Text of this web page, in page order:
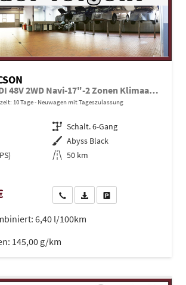
Jubile 1.6 T-GDI 48V 2WD Navi-17"-2 Zonen Klimaautomatik-LED-Kamera-Sofort
10 Tage Neuwagen mit Tageszulassung
Getriebe Schalt. 6-Gang
Außenfarbe Abyss Black
Kilometerstand 50 km
Wir rufen Sie anPDF-Datei, Fahrzeugexposé
6,40 l/100km
145,00 g/km